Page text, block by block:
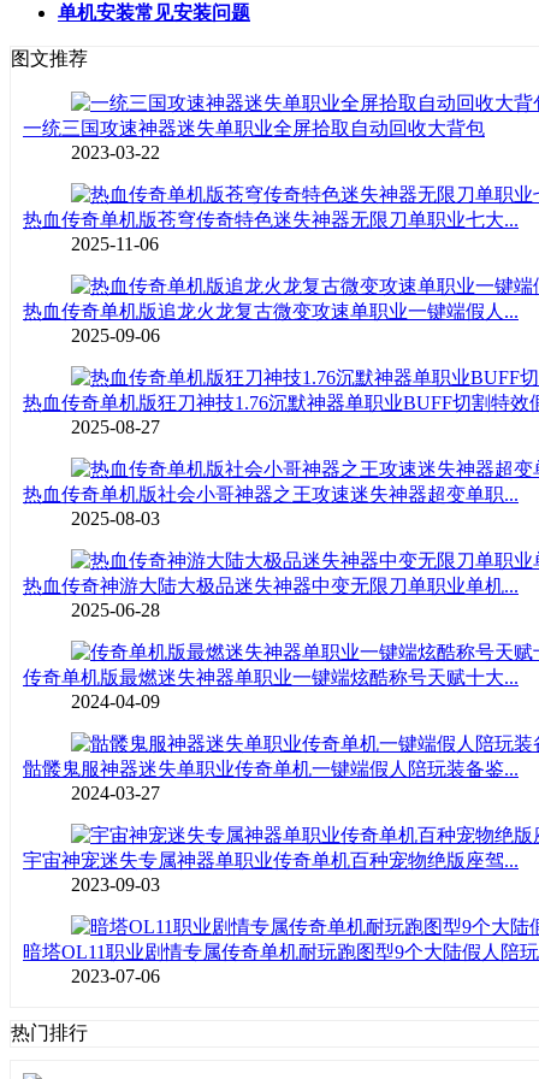
单机安装常见安装问题
图文推荐
一统三国攻速神器迷失单职业全屏拾取自动回收大背包
2023-03-22
热血传奇单机版苍穹传奇特色迷失神器无限刀单职业七大...
2025-11-06
热血传奇单机版追龙火龙复古微变攻速单职业一键端假人...
2025-09-06
热血传奇单机版狂刀神技1.76沉默神器单职业BUFF切割特效
2025-08-27
热血传奇单机版社会小哥神器之王攻速迷失神器超变单职...
2025-08-03
热血传奇神游大陆大极品迷失神器中变无限刀单职业单机...
2025-06-28
传奇单机版最燃迷失神器单职业一键端炫酷称号天赋十大...
2024-04-09
骷髅鬼服神器迷失单职业传奇单机一键端假人陪玩装备鉴...
2024-03-27
宇宙神宠迷失专属神器单职业传奇单机百种宠物绝版座驾...
2023-09-03
暗塔OL11职业剧情专属传奇单机耐玩跑图型9个大陆假人陪
2023-07-06
热门排行